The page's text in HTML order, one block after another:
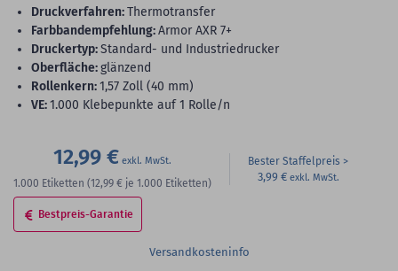
Druckverfahren:Thermotransfer
Farbbandempfehlung:Armor AXR 7+
Druckertyp:Standard- und Industriedrucker
Oberfläche:glänzend
Rollenkern:1,57 Zoll (40 mm)
VE:1.000 Klebepunkte auf 1 Rolle/n
12,99 €
1.000 Etiketten (12,99 € je 1.000 Etiketten)
Bester Staffelpreis
3,99 €
Bestpreis-Garantie
Versandkosteninfo